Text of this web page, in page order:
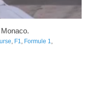
, F1, Formule 1,